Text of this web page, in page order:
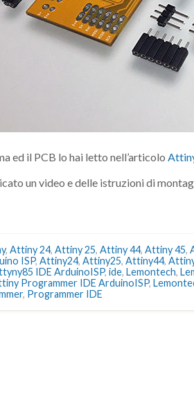
ed il PCB lo hai letto nell’articolo
un video e delle istruzioni di
, Attiny 24, Attiny 25, Attiny 44, Attiny 45,
ISP, Attiny24, Attiny25, Attiny44,
IDE ArduinoISP, ide, Lemontech,
Programmer IDE ArduinoISP,
, Programmer IDE